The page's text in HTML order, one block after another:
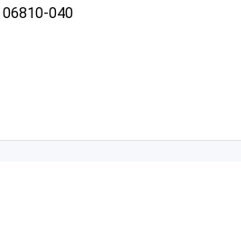
06810-040